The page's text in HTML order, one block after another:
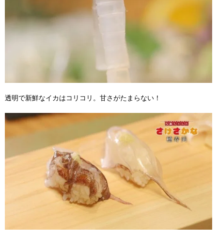
透明で新鮮なイカはコリコリ。甘さがたまらない！